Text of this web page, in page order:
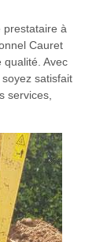
prestataire à
Cauret
qualité. Avec
satisfait
services,